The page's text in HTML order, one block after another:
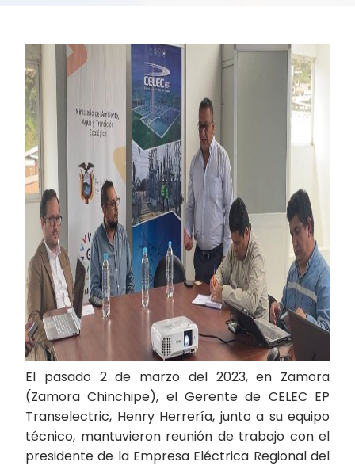
El pasado 2 de marzo del 2023, en Zamora
(Zamora Chinchipe), el Gerente de CELEC EP
Transelectric, Henry Herrería, junto a su equipo
técnico, mantuvieron reunión de trabajo con el
presidente de la Empresa Eléctrica Regional del